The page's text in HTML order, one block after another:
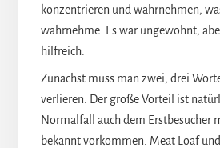
konzentrieren und wahrnehmen,
wahrnehme. Es war ungewohnt,
hilfreich.
Zunächst muss man zwei, drei
verlieren. Der große Vorteil ist
Normalfall auch dem Erstbesucher
bekannt vorkommen. Meat Loaf